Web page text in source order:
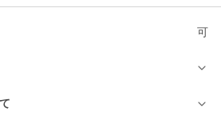
可